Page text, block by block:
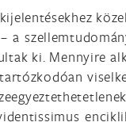
a
ki. Mennyire